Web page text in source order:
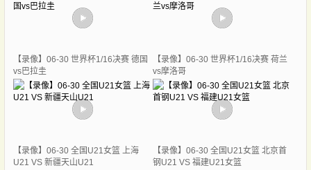
【录像】06-30 世界杯1/16决赛 德国
vs巴拉圭
【录像】06-30 世界杯1/16决赛 荷兰
vs摩洛哥
【录像】06-30 全国U21女篮 上海
U21 VS 新疆天山U21
【录像】06-30 全国U21女篮 北京首
钢U21 VS 福建U21女篮